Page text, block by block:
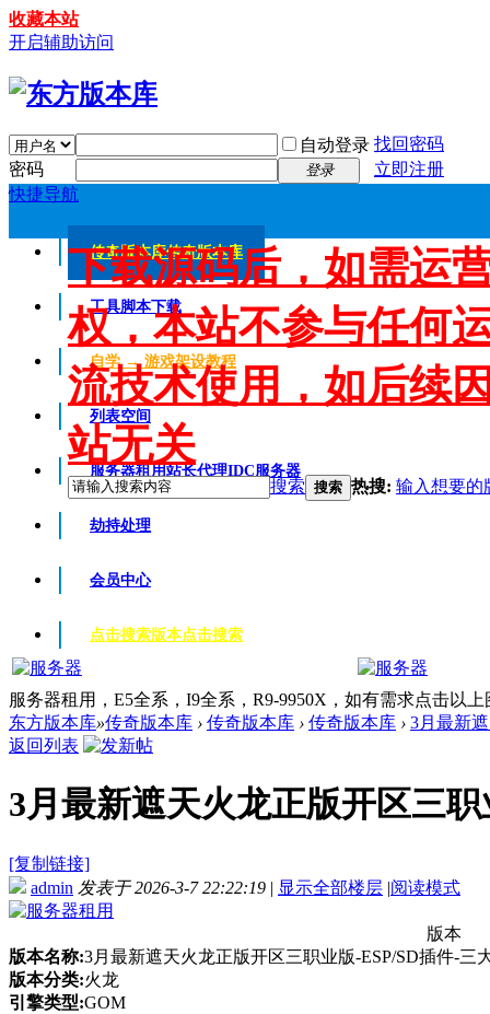
收藏本站
开启辅助访问
自动登录 找回密码
密码
登录
立即注册
快捷导航
传奇版本库传奇版本库
工具脚本下载
自学 → 游戏架设教程
列表空间
服务器租用站长代理IDC服务器
劫持处理
会员中心
点击搜索版本点击搜索
下载源码后，如需运
权，本站不参与任何
流技术使用，如后续
站无关
搜索 搜索 热搜: 输入想要的
服务器租用，E5全系，I9全系，R9-9950X，如有需求点击以
东方版本库»传奇版本库 › 传奇版本库 › 传奇版本库 › 3月最新
返回列表
3月最新遮天火龙正版开区三
[复制链接]
admin 发表于 2026-3-7 22:22:19 | 显示全部楼层 |阅读模式
版本
版本名称:3月最新遮天火龙正版开区三职业版-ESP/SD插件-
版本分类:火龙
引擎类型:GOM